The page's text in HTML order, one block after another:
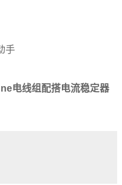
手
电线组配搭电流稳定器